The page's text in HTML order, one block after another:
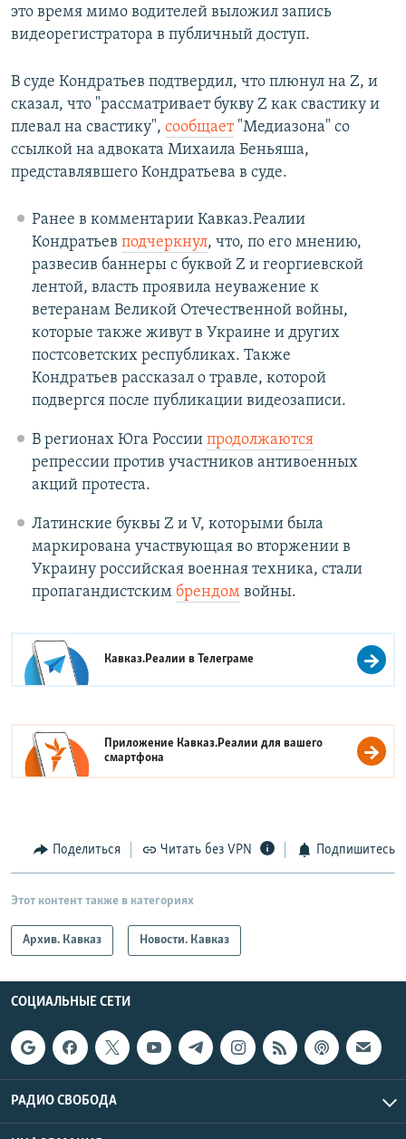
это время мимо водителей выложил запись
видеорегистратора в публичный доступ.
В суде Кондратьев подтвердил, что плюнул на Z, и
сказал, что "рассматривает букву Z как свастику и
плевал на свастику", сообщает"Медиазона" со
ссылкой на адвоката Михаила Беньяша,
представлявшего Кондратьева в суде.
Ранее в комментарии Кавказ.Реалии
Кондратьев подчеркнул, что, по его мнению,
развесив баннеры с буквой Z и георгиевской
лентой, власть проявила неуважение к
ветеранам Великой Отечественной войны,
которые также живут в Украине и других
постсоветских республиках. Также
Кондратьев рассказал о травле, которой
подвергся после публикации видеозаписи.
В регионах Юга России продолжаются
репрессии против участников антивоенных
акций протеста.
Латинские буквы Z и V, которыми была
маркирована участвующая во вторжении в
Украину российская военная техника, стали
пропагандистским брендомвойны.
Кавказ.Реалии вТелеграме
Приложение Кавказ.Реалии для вашего
смартфона
Поделиться Читать без VPN Подпишитесь
Этот контент также в категориях
Архив. Кавказ Новости. Кавказ
СОЦИАЛЬНЫЕ СЕТИ
РАДИО СВОБОДА